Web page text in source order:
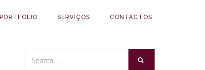
PORTFOLIO SERVIÇOS CONTACTOS